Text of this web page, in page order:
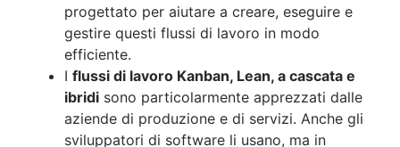
progettato per aiutare a creare, eseguire e
gestire questi flussi di lavoro in modo
efficiente.
I flussi di lavoro Kanban, Lean, a cascata e
ibridi sono particolarmente apprezzati dalle
aziende di produzione e di servizi. Anche gli
sviluppatori di software li usano, ma in